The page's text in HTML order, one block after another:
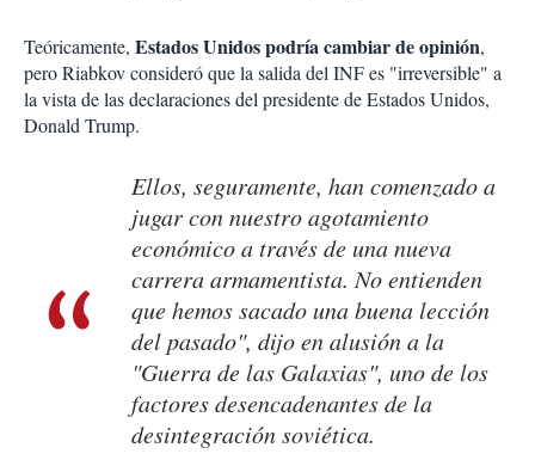
Teóricamente, Estados Unidos podría cambiar de opinión,
pero Riabkov consideró que la salida del INF es "irreversible" a
la vista de las declaraciones del presidente de Estados Unidos,
Donald Trump.
Ellos, seguramente, han comenzado a
jugar con nuestro agotamiento
económico a través de una nueva
carrera armamentista. No entienden
que hemos sacado una buena lección
del pasado", dijo en alusión a la
"Guerra de las Galaxias", uno de los
factores desencadenantes de la
desintegración soviética.